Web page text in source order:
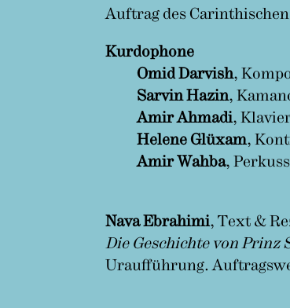
Auftrag des Carinthischen
Kurdophone
Omid Darvish,
Sarvin Hazin,
Amir Ahmadi,
Helene Glüxam,
Amir Wahba,
Nava Ebrahimi, Text &
Die Geschichte von Prinz
Uraufführung.